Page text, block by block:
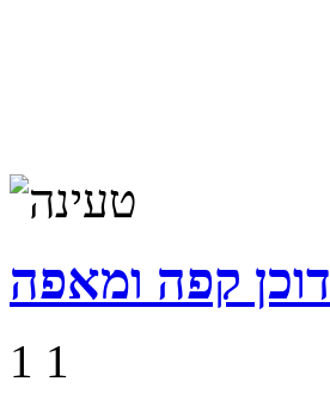
דוכן קפה ומאפה
1 1